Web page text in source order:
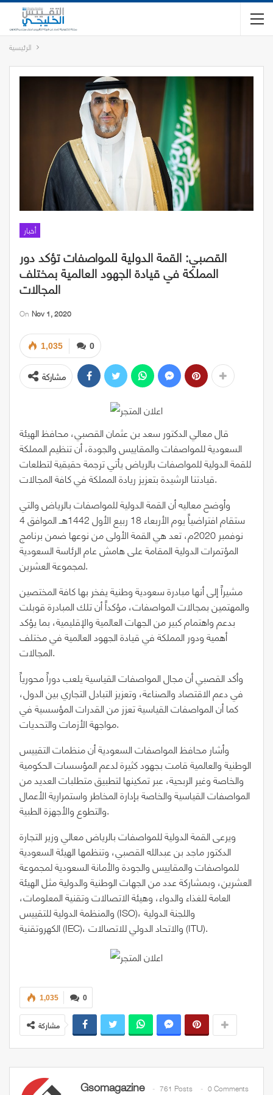
الرئيسية
أخبار
القصبي: القمة الدولية للمواصفات تؤكد دور
المملكة في قيادة الجهود العالمية بمختلف
المجالات
On Nov 1, 2020
0
1,035
مشاركة
قال معالي الدكتور سعد بن عثمان القصبي، محافظ الهيئة
السعودية للمواصفات والمقاييس والجودة، أن تنظيم المملكة
للقمة الدولية للمواصفات بالرياض يأتي ترجمة حقيقية لتطلعات
قيادتنا الرشيدة بتعزيز ريادة المملكة في كافة المجالات.
وأوضح معاليه أن القمة الدولية للمواصفات بالرياض والتي
ستقام افتراضياً يوم الأربعاء 18 ربيع الأول 1442هــ الموافق 4
نوفمبر 2020م، تعد هي القمة الأولى من نوعها ضمن برنامج
المؤتمرات الدولية المقامة على هامش عام الرئاسة السعودية
لمجموعة العشرين.
مشيراً إلى أنها مبادرة سعودية وطنية يفخر بها كافة المختصين
والمهتمين بمجالات المواصفات، مؤكداً أن تلك المبادرة قوبلت
بدعم واهتمام كبير من الجهات العالمية والإقليمية، بما يؤكد
أهمية ودور المملكة في قيادة الجهود العالمية في مختلف
المجالات.
وأكد القصبي أن مجال المواصفات القياسية يلعب دوراً محورياً
في دعم الاقتصاد والصناعة، وتعزيز التبادل التجاري بين الدول،
كما أن المواصفات القياسية تعزز من القدرات المؤسسية في
مواجهة الأزمات والتحديات.
وأشار محافظ المواصفات السعودية أن منظمات التقييس
الوطنية والعالمية قامت بجهود كثيرة لدعم المؤسسات الحكومية
والخاصة وغير الربحية، عبر تمكينها لتطبيق متطلبات العديد من
المواصفات القياسية والخاصة بإدارة المخاطر واستمرارية الأعمال
والتطوع والأجهزة الطبية.
ويرعى القمة الدولية للمواصفات بالرياض معالي وزير التجارة
الدكتور ماجد بن عبدالله القصبي، وتنظمها الهيئة السعودية
للمواصفات والمقاييس والجودة والأمانة السعودية لمجموعة
العشرين، وبمشاركة عدد من الجهات الوطنية والدولية مثل الهيئة
العامة للغذاء والدواء، وهيئة الاتصالات وتقنية المعلومات،
والمنظمة الدولية للتقييس (ISO)، واللجنة الدولية
الكهروتقنية (IEC)، والاتحاد الدولي للاتصالات (ITU).
0
1,035
مشاركة
Gsomagazine 761 Posts 0 Comments